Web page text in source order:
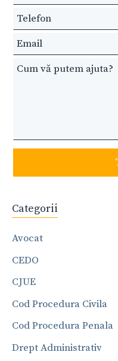
this
field
blank
Categorii
Avocat
CEDO
CJUE
Cod Procedura Civila
Cod Procedura Penala
Drept Administrativ